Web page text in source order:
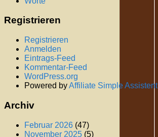
Registrieren
Registrieren
Anmelden
Eintrags-Feed
Kommentar-Feed
WordPress.org
Powered byAffiliate Simple Assistent
Archiv
Februar 2026 (47)
November 2025 (5)